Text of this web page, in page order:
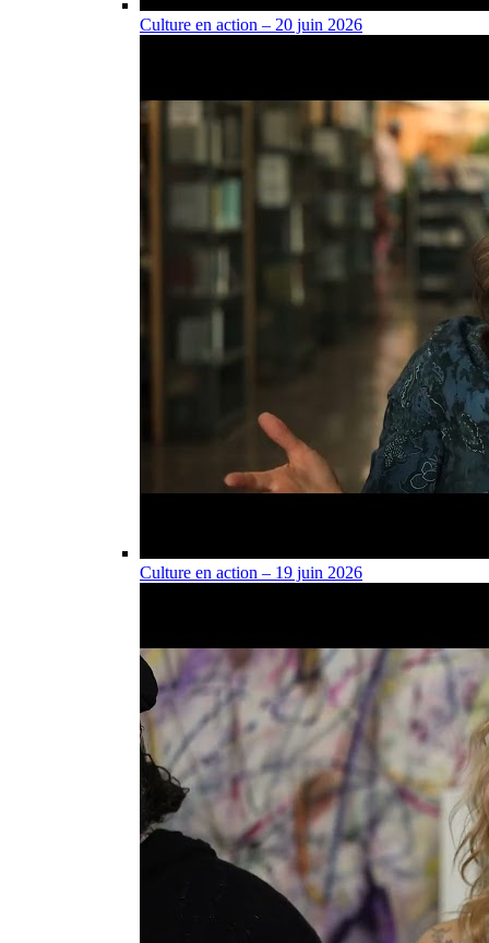
Culture en action – 20 juin 2026
Culture en action – 19 juin 2026